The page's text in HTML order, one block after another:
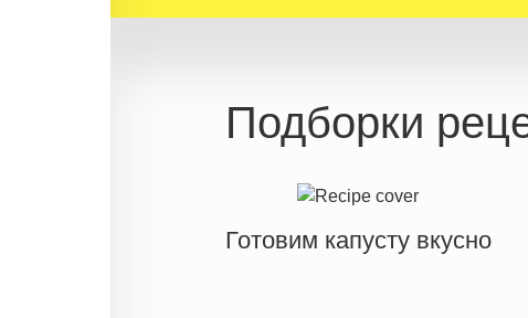
Подборки
Готовим капусту вкусно